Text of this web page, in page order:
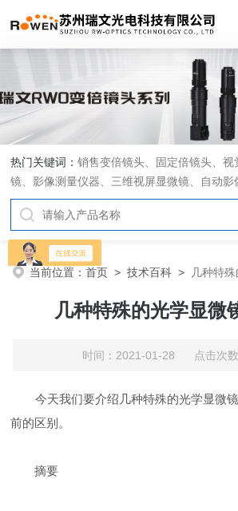
热门关键词：销售变倍镜头、固定倍镜头、
镜、影像测量仪器、三维视屏显微镜、自动
镜、工具显微镜、显微分析软件、定制显微光
当前位置：首页 >技术百科 > 几种特
几种特殊的光学显微
时间：2021-01-28 点击次数
今天我们要介绍几种特殊的光学显微镜
前的区别。
摘要